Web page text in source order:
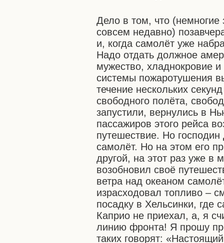
Дело в том, что (немногие
совсем недавно)
и, когда самолёт уже
Надо отдать должное
мужество, хладнокровие
системы пожаротушения
течение нескольких
свободного полёта,
запустили, вернулись в
пассажиров этого рейса
путешествие. Но
самолёт. Но на этом его
другой, на этот раз уже в
возобновил своё
ветра над океаном
израсходовал топливо –
посадку в Хельсинки, где
Каприо не приехал, а, я
линию фронта! Я прошу
таких говорят: